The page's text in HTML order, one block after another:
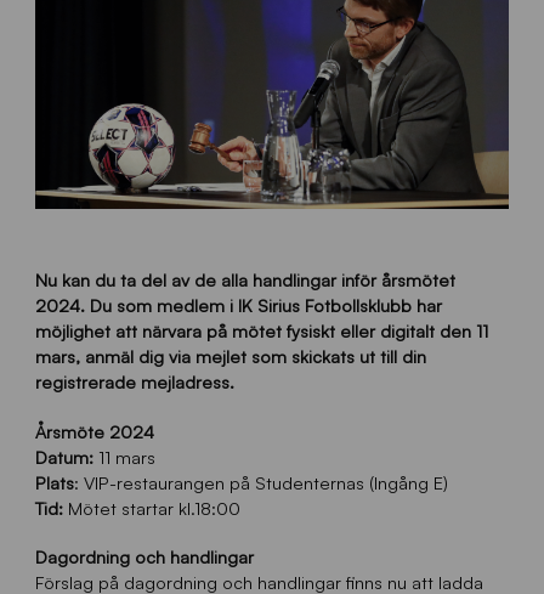
Nu kan du ta del av de alla handlingar inför årsmötet
2024. Du som medlem i IK Sirius Fotbollsklubb har
möjlighet att närvara på mötet fysiskt eller digitalt den 11
mars, anmäl dig via mejlet som skickats ut till din
registrerade mejladress.
Årsmöte 2024
Datum:11 mars
Plats: VIP-restaurangen på Studenternas (Ingång E)
Tid:Mötet startar kl.18:00
Dagordning och handlingar
Förslag på dagordning och handlingar finns nu att ladda